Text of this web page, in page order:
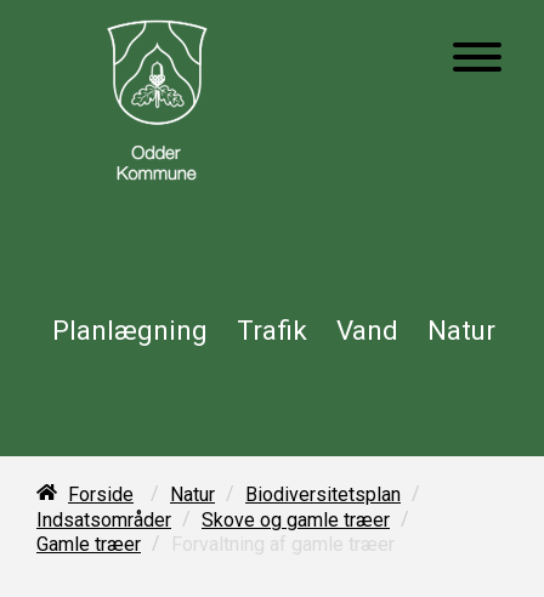
Planlægning Trafik Vand Natur
Forside / Natur / Biodiversitetsplan /
Indsatsområder / Skove og gamle træer /
Gamle træer / Forvaltning af gamle træer